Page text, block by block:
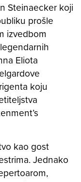
Steinaecker koji
prošle
izvedbom
Eliota
koju
kao gost
Jednako